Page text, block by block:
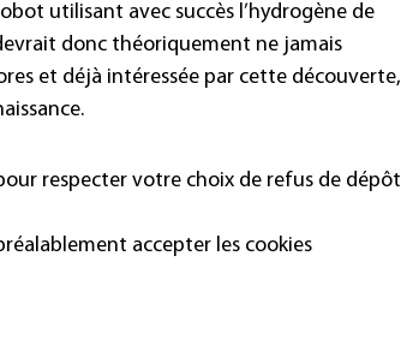
utilisant avec succès l’hydrogène de
donc théoriquement ne jamais
et déjà intéressée par cette découverte,
respecter votre choix de refus de dépôt
accepter les cookies